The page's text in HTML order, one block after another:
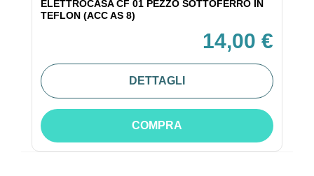
ELETTROCASA CF 01 PEZZO SOTTOFERRO IN
TEFLON (ACC AS 8)
14,00 €
DETTAGLI
COMPRA